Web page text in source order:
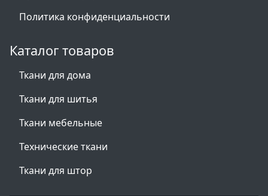
Политика конфиденциальности
Каталог товаров
Ткани для дома
Ткани для шитья
Ткани мебельные
Технические ткани
Ткани для штор